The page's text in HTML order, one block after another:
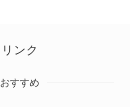
リンク
おすすめ